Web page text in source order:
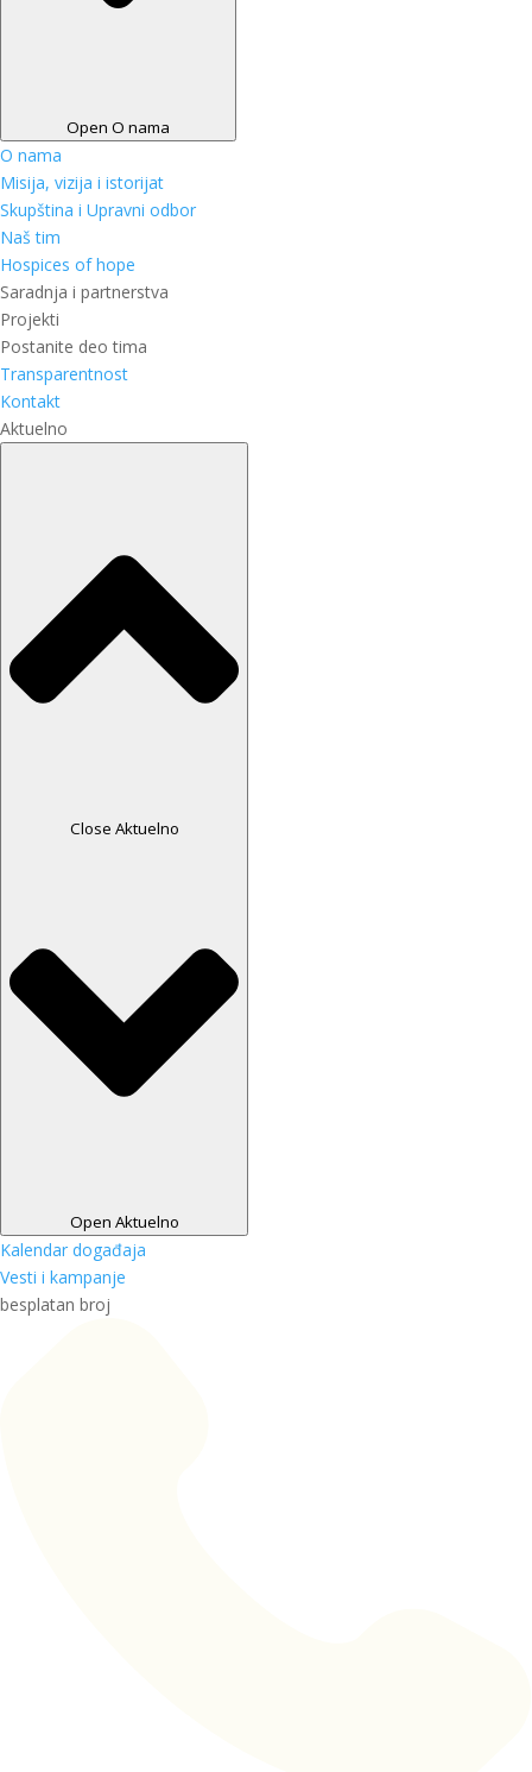
Open O nama
O nama
Misija, vizija i istorijat
Skupština i Upravni odbor
Naš tim
Hospices of hope
Saradnja i partnerstva
Projekti
Postanite deo tima
Transparentnost
Kontakt
Aktuelno
Close Aktuelno
Open Aktuelno
Kalendar događaja
Vesti i kampanje
besplatan broj